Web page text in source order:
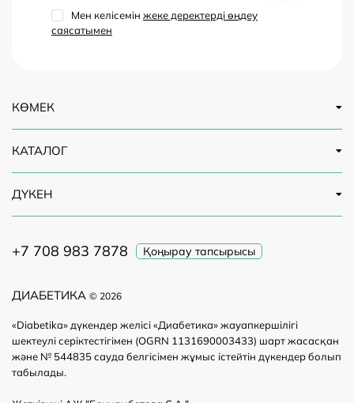
Мен келісемін жеке деректерді өңдеу
саясатымен
ДИАБЕТИКА © 2026
«Diabetika» дүкендер желісі «Диабетика» жауапкершілігі
шектеулі серіктестігімен (OGRN 1131690003433) шарт жасасқан
және № 544835 сауда белгісімен жұмыс істейтін дүкендер болып
табылады.
КӨМЕК
КАТАЛОГ
ДҮКЕН
+7 708 983 7878 Қоңырау тапсырысы